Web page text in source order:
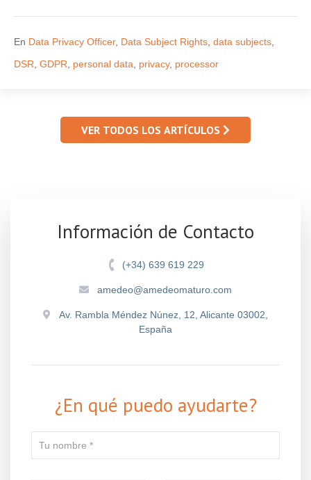
En Data Privacy Officer, Data Subject Rights data subjects
DSR GDPR personal data privacy, processor
VER TODOS LOS ARTÍCULOS
Información de Contacto
(+34) 639 619 229
amedeo@amedeomaturo.com
Av. Rambla Méndez Núnez, 12, Alicante 03002,
España
¿En qué puedo ayudarte?